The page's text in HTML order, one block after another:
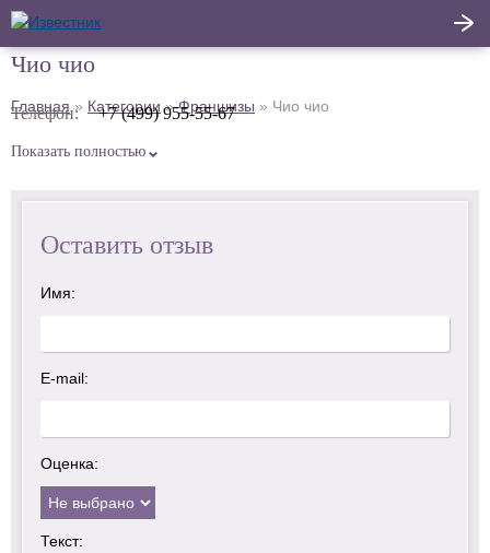
Телефон: +7 (499) 955-55-67
Чио чио
Главная » Категории»Франшизы » Чио чио
Показать полностью
Оставить отзыв
Имя:
E-mail:
Оценка:
Текст:
отзыв
Главная